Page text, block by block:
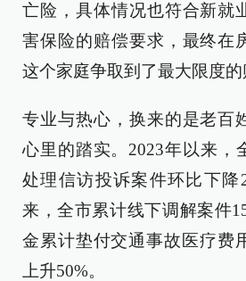
亡险，具体情况也符合新就
害保险的赔偿要求，最终在
这个家庭争取到了最大限度的
专业与热心，换来的是老百
心里的踏实。2023年以来，
处理信访投诉案件环比下降
来，全市累计线下调解案件
金累计垫付交通事故医疗费
上升50%。